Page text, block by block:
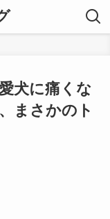
犬に痛くな
まさかのト